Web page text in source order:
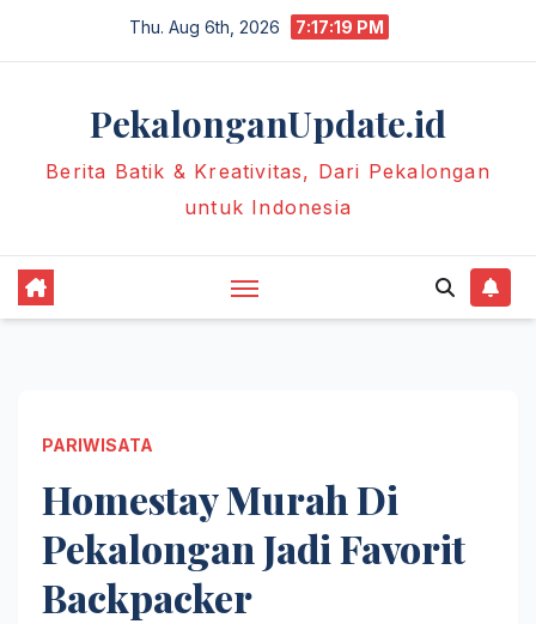
Thu. Aug 6th, 2026 7:17:20 PM
PekalonganUpdate.id
Berita Batik & Kreativitas, Dari Pekalongan
untuk Indonesia
PARIWISATA
Homestay Murah Di
Pekalongan Jadi Favorit
Backpacker